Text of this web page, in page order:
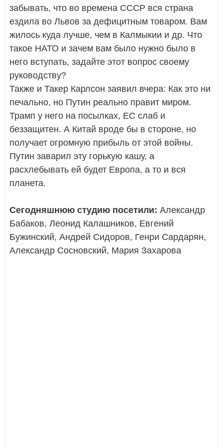
забывать, что во времена СССР вся страна
ездила во Львов за дефицитным товаром. Вам
жилось куда лучше, чем в Калмыкии и др. Что
такое НАТО и зачем вам было нужно было в
него вступать, задайте этот вопрос своему
руководству?
Также и Такер Карлсон заявил вчера: Как это ни
печально, но Путин реально правит миром.
Трамп у него на посылках, ЕС слаб и
беззащитен. А Китай вроде бы в стороне, но
получает огромную прибыль от этой войны.
Путин заварил эту горькую кашу, а
расхлебывать ей будет Европа, а то и вся
планета.
Сегодняшнюю студию посетили: Александр
Бабаков, Леонид Калашников, Евгений
Бужинский, Андрей Сидоров, Генри Сардарян,
Александр Сосновский, Мария Захарова